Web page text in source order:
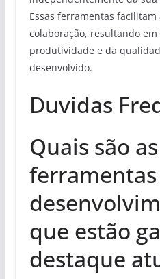
Essas ferramentas facilitam
colaboração, resultando
produtividade e da
desenvolvido.
Duvidas
Quais são
que estão
destaque